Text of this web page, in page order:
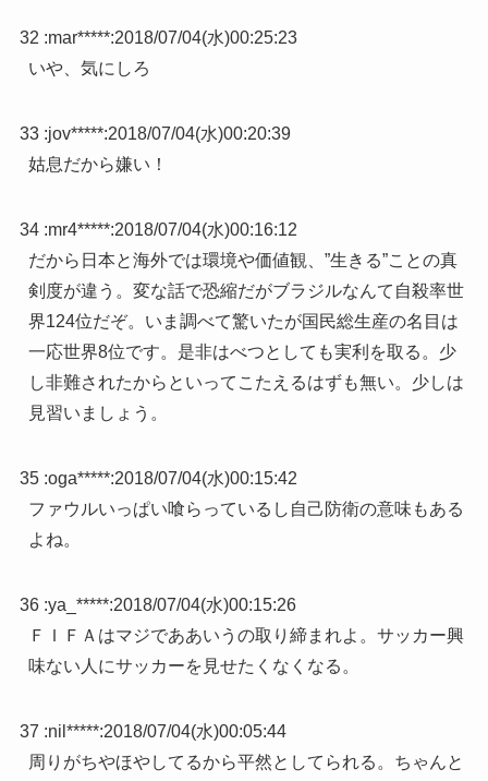
32 :mar*****:2018/07/04(水)00:25:23
いや、気にしろ
33 :jov*****:2018/07/04(水)00:20:39
姑息だから嫌い！
34 :mr4*****:2018/07/04(水)00:16:12
だから日本と海外では環境や価値観、”生きる”ことの真
剣度が違う。変な話で恐縮だがブラジルなんて自殺率世
界124位だぞ。いま調べて驚いたが国民総生産の名目は
一応世界8位です。是非はべつとしても実利を取る。少
し非難されたからといってこたえるはずも無い。少しは
見習いましょう。
35 :oga*****:2018/07/04(水)00:15:42
ファウルいっぱい喰らっているし自己防衛の意味もある
よね。
36 :ya_*****:2018/07/04(水)00:15:26
ＦＩＦＡはマジでああいうの取り締まれよ。サッカー興
味ない人にサッカーを見せたくなくなる。
37 :nil*****:2018/07/04(水)00:05:44
周りがちやほやしてるから平然としてられる。ちゃんと